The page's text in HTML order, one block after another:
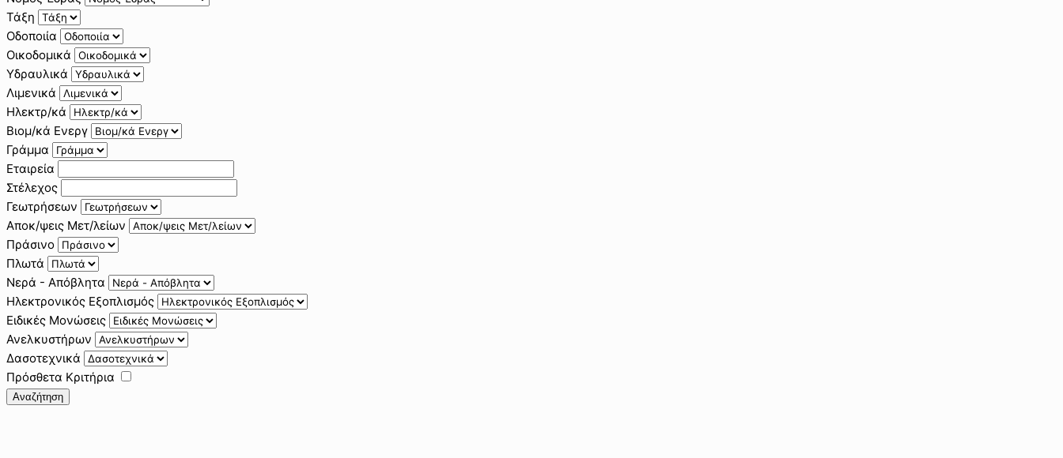
Τάξη
Οδοποιία
Οικοδομικά
Υδραυλικά
Λιμενικά
Ηλεκτρ/κά
Βιομ/κά Ενεργ
Γράμμα
Εταιρεία
Στέλεχος
Γεωτρήσεων
Αποκ/ψεις Μετ/λείων
Πράσινο
Πλωτά
Νερά - Απόβλητα
Ηλεκτρονικός Εξοπλισμός
Ειδικές Μονώσεις
Ανελκυστήρων
Δασοτεχνικά
Πρόσθετα Κριτήρια
Αναζήτηση